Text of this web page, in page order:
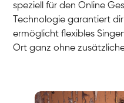
speziell für den Online
Technologie garantiert
ermöglicht flexibles
Ort ganz ohne
Stefan